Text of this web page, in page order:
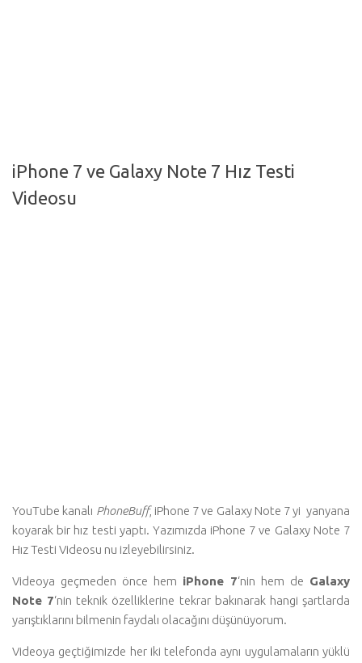
Cilt-Güzellik
iPhone 7 ve Galaxy Note 7 Hız Testi
Videosu
YouTube kanalı PhoneBuff, iPhone 7 ve Galaxy Note 7 yi yanyana
koyarak bir hız testi yaptı. Yazımızda iPhone 7 ve Galaxy Note 7
Hız Testi Videosu nu izleyebilirsiniz.
Videoya geçmeden önce hem iPhone 7‘nin hem de Galaxy
Note 7‘nin teknik özelliklerine tekrar bakınarak hangi şartlarda
yarıştıklarını bilmenin faydalı olacağını düşünüyorum.
Videoya geçtiğimizde her iki telefonda aynı uygulamaların yüklü